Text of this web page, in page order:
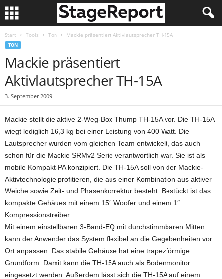
Start Tools Ton Mackie präsentiert Aktivlautsprecher TH-15A
TON
Mackie präsentiert
Aktivlautsprecher TH-15A
3. September 2009
Mackie stellt die aktive 2-Weg-Box Thump TH-15A vor. Die TH-15A
wiegt lediglich 16,3 kg bei einer Leistung von 400 Watt. Die
Lautsprecher wurden vom gleichen Team entwickelt, das auch
schon für die Mackie SRMv2 Serie verantwortlich war. Sie ist als
mobile Kompakt-PA konzipiert. Die TH-15A soll von der Mackie-
Aktivtechnologie profitieren, die aus einer Kombination aus aktiver
Weiche sowie Zeit- und Phasenkorrektur besteht. Bestückt ist das
kompakte Gehäues mit einem 15″ Woofer und einem 1″
Kompressionstreiber.
Mit einem einstellbaren 3-Band-EQ mit durchstimmbaren Mitten
kann der Anwender das System flexibel an die Gegebenheiten vor
Ort anpassen. Das stabile Gehäuse hat eine trapezförmige
Grundform. Damit kann die TH-15A auch als Bodenmonitor
eingesetzt werden. Außerdem lässt sich die TH-15A auf einem